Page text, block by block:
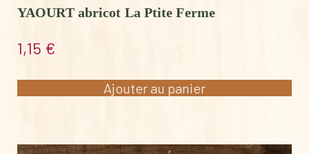
YAOURT abricot La Ptite Ferme
1,15 €
Ajouter au panier